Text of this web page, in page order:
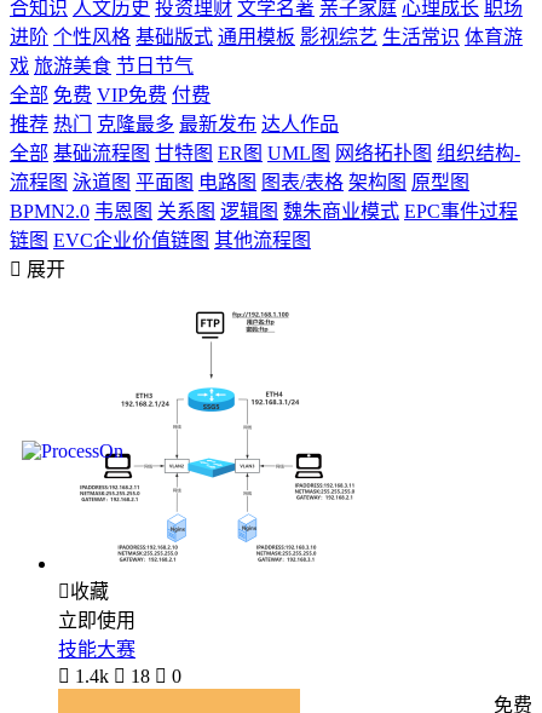
合知识 人文历史 投资理财 文学名著 亲子家庭 心理成长 职场
进阶 个性风格 基础版式 通用模板 影视综艺 生活常识 体育游
戏 旅游美食 节日节气
全部 免费 VIP免费 付费
推荐 热门 克隆最多 最新发布 达人作品
全部 基础流程图 甘特图 ER图 UML图 网络拓扑图 组织结构-
流程图 泳道图 平面图 电路图 图表/表格 架构图 原型图
BPMN2.0 韦恩图 关系图 逻辑图 魏朱商业模式 EPC事件过程
链图 EVC企业价值链图 其他流程图
 展开
收藏
立即使用
技能大赛
 1.4k  18  0
免费